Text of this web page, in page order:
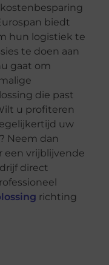
biedt
hun logistiek te
te doen aan
gaat om
die past
u profiteren
uw
Neem dan
een vrijblijvende
direct
richting